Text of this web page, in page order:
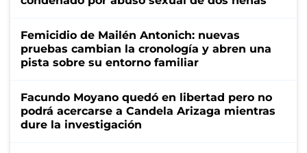
Femicidio de Mailén Antonich: nuevas
pruebas cambian la cronología y abren una
pista sobre su entorno familiar
Facundo Moyano quedó en libertad pero no
podrá acercarse a Candela Arizaga mientras
dure la investigación